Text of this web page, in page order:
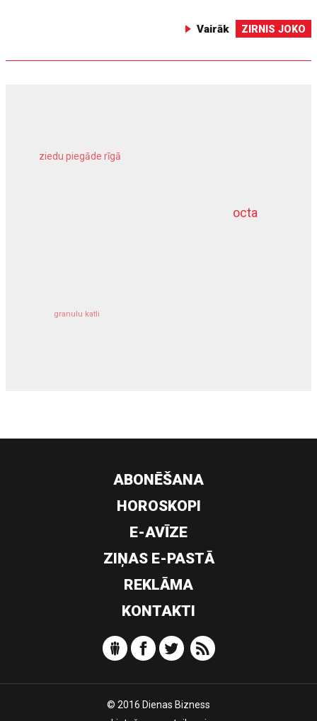
Vairāk ZIRNIS JOKO
octa
ziedu piegāde rīgā
granulu katli
dziļurbums
ABONĒŠANA
HOROSKOPI
E-AVĪZE
ZIŅAS E-PASTĀ
REKLĀMA
KONTAKTI
© 2016 Dienas Bizness